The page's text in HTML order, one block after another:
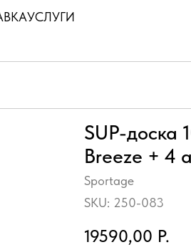
УСЛУГИ
SUP-доска
Breeze + 4
Sportage
SKU: 250-083
19590,00 Р.